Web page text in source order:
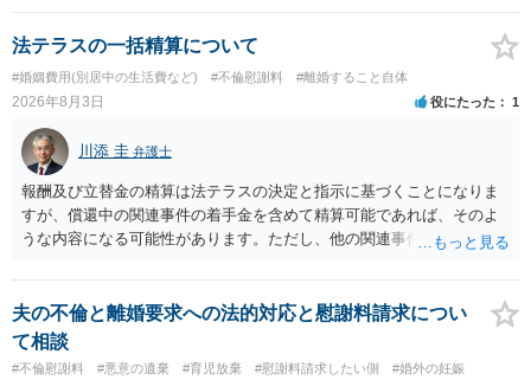
の監護実績や今後の生活状況について整理しておくとよいでしょう。
養育費については、離婚後も父母双方がそれぞれの収入に応じて負担
するのが原則となります。
ことを窺わせるものです。）。ですから，慰謝料請求を進めることで
よいと思います。 ただ．慰謝料額については，婚姻破綻に至っていな
いとして，この点を考慮されることになるかもしれません。 ②夫との
今後のことを考えて書いてもらうか否かを検討するのがよいと思いま
す。今ある証拠以上のことを証明（証明力を強めることも含む）でき
るのであれば，前向きに検討を進めるという考え方でもよいでしょ
う。慰謝料請求としては証拠として使えることが前提であり，その価
値と夫との関係との均衡のように思います。 ③行政書士に委任をして
いるのであれば，どのような内容の委任なのか不明ですが，その行政
書士との協議になると思います。請求するか，訴訟にするか，その点
の見極めや，相手方は性交類似行為は認めているのか，それさえも否
定しているのかによって，考え方・進め方は変わってくると思いま
す。 ④性交類似行為を認めているにもかかわらず支払を拒否するので
あれば，本人（行政書士でも同じだと思います。）への対応ではあま
り変わらないように思います。減額で折り合えるなら本人様の交渉で
もよいように思いますが，ゼロかどうかの観点であれば，訴訟に進む
法テラスの一括精算について
#婚姻費用(別居中の生活費など) #不倫慰謝料 #離婚すること自体
2026年8月3日 役にたった 1
川添 圭 弁護士
報酬及び立替金の精算は法テラスの決定と指示に基づくことになりま
すが、償還中の関連事件の着手金を含めて精算可能であれば、そのよ
うな内容になる可能性があります。ただし、他の関連事件でも相手方
情によって対応が違いますので、法テラスへお尋ねいただいた方が確
実です。
夫の不倫と離婚要求への法的対応と慰謝料請求につい
て相談
#不倫慰謝料 #悪意の遺棄 #育児放棄 #慰謝料請求したい側
#婚外の妊娠